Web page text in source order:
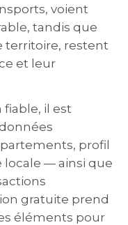
voient
tandis que
territoire, restent
et leur
il est
profil
locale — ainsi que
gratuite prend
éléments pour